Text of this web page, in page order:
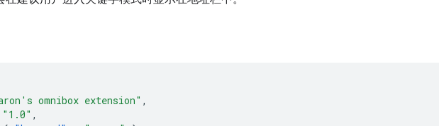
omnibox extension" ,
"1.0" ,